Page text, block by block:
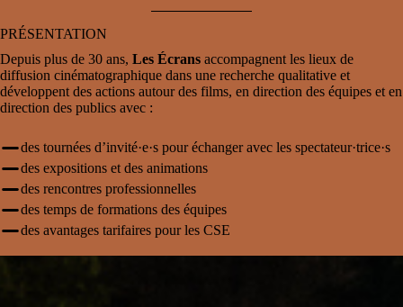
PRÉSENTATION
Depuis plus de 30 ans, Les Écrans accompagnent les lieux de
diffusion cinématographique dans une recherche qualitative et
développent des actions autour des films, en direction des équipes et en
direction des publics avec :
des tournées d’invité·e·s pour échanger avec les spectateur·trice·s
des expositions et des animations
des rencontres professionnelles
des temps de formations des équipes
des avantages tarifaires pour les CSE